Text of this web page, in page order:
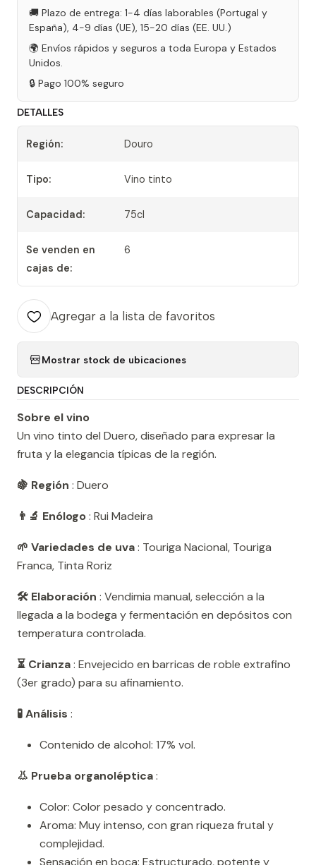
🚚 Plazo de entrega: 1-4 días laborables (Portugal y
España), 4-9 días (UE), 15-20 días (EE. UU.)
🌍 Envíos rápidos y seguros a toda Europa y Estados
Unidos.
🔒 Pago 100% seguro
DETALLES
Región: Douro
Tipo: Vino tinto
Capacidad: 75cl
Se venden en
cajas de:
6
Agregar a la lista de favoritos
Mostrar stock de ubicaciones
DESCRIPCIÓN
Sobre el vino
Un vino tinto del Duero, diseñado para expresar la
fruta y la elegancia típicas de la región.
🍇 Región : Duero
👨‍🔬 Enólogo: Rui Madeira
🌱 Variedades de uva: Touriga Nacional, Touriga
Franca, Tinta Roriz
🛠️ Elaboración : Vendimia manual, selección a la
llegada a la bodega y fermentación en depósitos con
temperatura controlada.
⏳ Crianza: Envejecido en barricas de roble extrafino
(3er grado) para su afinamiento.
🧪 Análisis :
Contenido de alcohol: 17% vol.
👃 Prueba organoléptica:
Color: Color pesado y concentrado.
Aroma: Muy intenso, con gran riqueza frutal y
complejidad.